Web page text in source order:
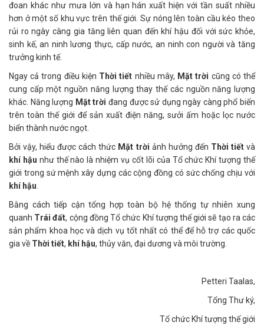
đoan khác như mưa lớn và hạn hán xuất hiện với tần suất nhiều
hơn ở một số khu vực trên thế giới. Sự nóng lên toàn cầu kéo theo
rủi ro ngày càng gia tăng liên quan đến khí hậu đối với sức khỏe,
sinh kế, an ninh lương thực, cấp nước, an ninh con người và tăng
trưởng kinh tế.
Ngay cả trong điều kiện Thời tiết nhiều mây, Mặt trời cũng có thể
cung cấp một nguồn năng lượng thay thế các nguồn năng lượng
khác. Năng lượng Mặt trời đang được sử dụng ngày càng phổ biến
trên toàn thế giới để sản xuất điện năng, sưởi ấm hoặc lọc nước
biển thành nước ngọt.
Bởi vậy, hiểu được cách thức Mặt trời ảnh hưởng đến Thời tiếtvà
khí hậu như thế nào là nhiệm vụ cốt lõi của Tổ chức Khí tượng thế
giới trong sứ mệnh xây dựng các cộng đồng có sức chống chịu với
khí hậu
Bằng cách tiếp cận tổng hợp toàn bộ hệ thống tự nhiên xung
quanh Trái đất, cộng đồng Tổ chức Khí tượng thế giới sẽ tạo ra các
sản phẩm khoa học và dịch vụ tốt nhất có thể để hỗ trợ các quốc
gia về Thời tiết, khí hậu, thủy văn, đại dương và môi trường.
Petteri Taalas,
Tổng Thư ký,
Tổ chức Khí tượng thế giới